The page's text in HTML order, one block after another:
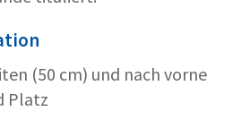
(50 cm) und nach vorne
Platz